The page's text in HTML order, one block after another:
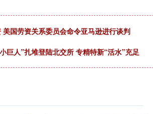
美国劳资关系委员会命令亚马逊进行谈判
巨人”扎堆登陆北交所 专精特新“活水”充足